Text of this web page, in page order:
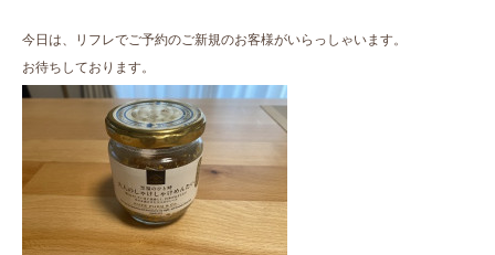
今日は、リフレでご予約のご新規のお客様がいらっしゃいます。
お待ちしております。